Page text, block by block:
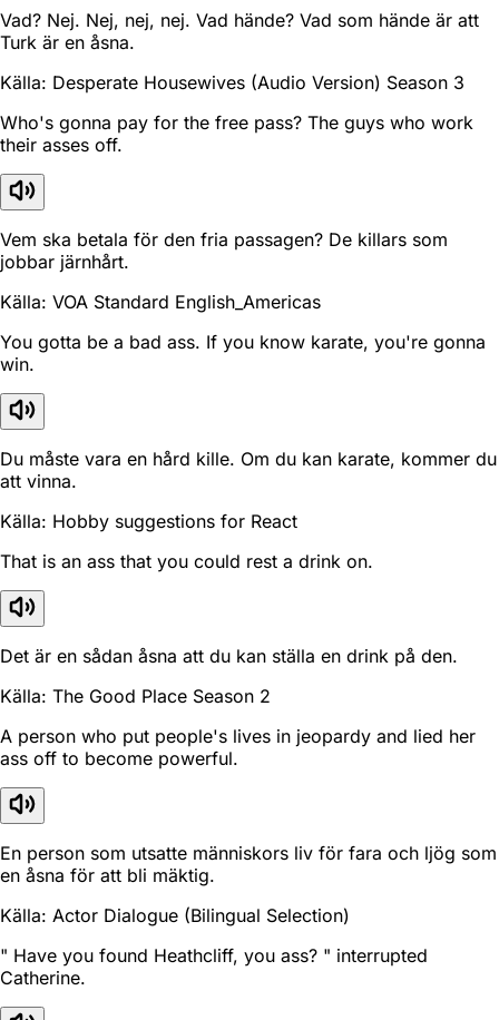
Vad? Nej. Nej, nej, nej. Vad hände? Vad som hände är att
Turk är en åsna.
Källa: Desperate Housewives (Audio Version) Season 3
Who's gonna pay for the free pass? The guys who work
their asses off.
Vem ska betala för den fria passagen? De killars som
jobbar järnhårt.
Källa: VOA Standard English_Americas
You gotta be a bad ass. If you know karate, you're gonna
win.
Du måste vara en hård kille. Om du kan karate, kommer du
att vinna.
Källa: Hobby suggestions for React
That is an ass that you could rest a drink on.
Det är en sådan åsna att du kan ställa en drink på den.
Källa: The Good Place Season 2
A person who put people's lives in jeopardy and lied her
ass off to become powerful.
En person som utsatte människors liv för fara och ljög som
en åsna för att bli mäktig.
Källa: Actor Dialogue (Bilingual Selection)
" Have you found Heathcliff, you ass? " interrupted
Catherine.